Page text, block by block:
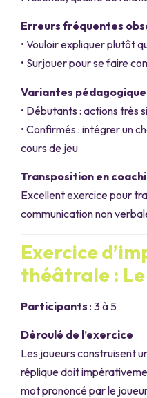
Erreurs fréquentes
• Vouloir expliquer plutôt
• Surjouer pour se faire
Variantes
• Débutants : actions très
• Confirmés : intégrer un
cours de jeu
Transposition en
Excellent exercice pour
communication non
Exercice
théâtrale :
Participants : 3 à 5
Déroulé de l’exercice
Les joueurs construisent
réplique doit
mot prononcé par le